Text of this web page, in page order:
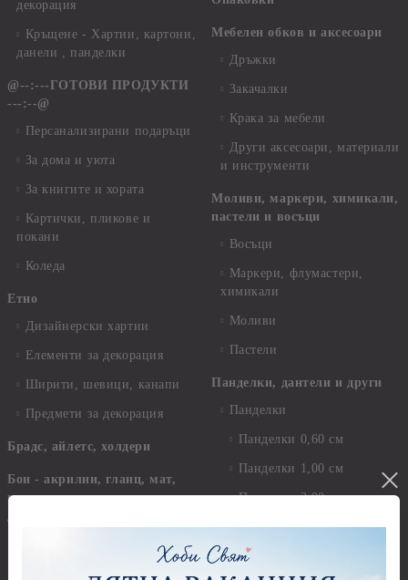
декорация
Кръщене - Хартии, картони,
данели , панделки
@--:---ГОТОВИ ПРОДУКТИ
---:--@
Персанализирани подаръци
За дома и уюта
За книгите и хората
Картички, пликове и
покани
Коледа
Етно
Дизайнерски хартии
Елементи за декорация
Ширити, шевици, канапи
Предмети за декорация
Брадс, айлетс, холдери
Бои - акрилни, гланц, мат,
перла, металик, текстилни и
други
Акрилни бои - Stamperia
Мебелен обков и аксесоари
Дръжки
Закачалки
Крака за мебели
Други аксесоари, материали
и инструменти
Моливи, маркери, химикали,
пастели и восъци
Восъци
Маркери, флумастери,
химикали
Моливи
Пастели
Панделки, дантели и други
Панделки
Панделки 0,60 см
Панделки 1,00 см
Панделки 2,00 см
Панделки 3,00 см
Панделки 4,00 см